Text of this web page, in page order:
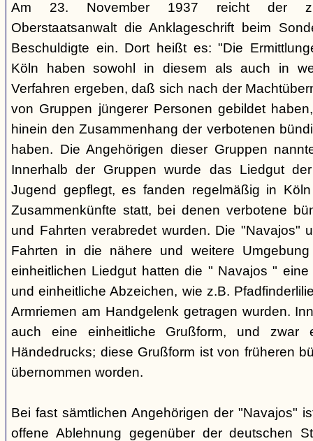
Am 23. November 1937 reicht der
Oberstaatsanwalt die Anklageschrift beim
Beschuldigte ein. Dort heißt es: "Die
Köln haben sowohl in diesem als auch in
Verfahren ergeben, daß sich nach der
von Gruppen jüngerer Personen gebildet
hinein den Zusammenhang der verbotenen
haben. Die Angehörigen dieser Gruppen
Innerhalb der Gruppen wurde das Liedgut
Jugend gepflegt, es fanden regelmäßig in
Zusammenkünfte statt, bei denen verbotene
und Fahrten verabredet wurden. Die "Navajos"
Fahrten in die nähere und weitere
einheitlichen Liedgut hatten die " Navajos "
und einheitliche Abzeichen, wie z.B.
Armriemen am Handgelenk getragen wurden.
auch eine einheitliche Grußform, und zwar
Händedrucks; diese Grußform ist von früheren
übernommen worden.
Bei fast sämtlichen Angehörigen der "Navajos"
offene Ablehnung gegenüber der deutschen